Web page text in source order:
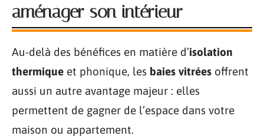
aménager son intérieur
Au-delà des bénéfices en matière d’isolation
thermique et phonique, les baies vitrées offrent
aussi un autre avantage majeur : elles
permettent de gagner de l’espace dans votre
maison ou appartement.